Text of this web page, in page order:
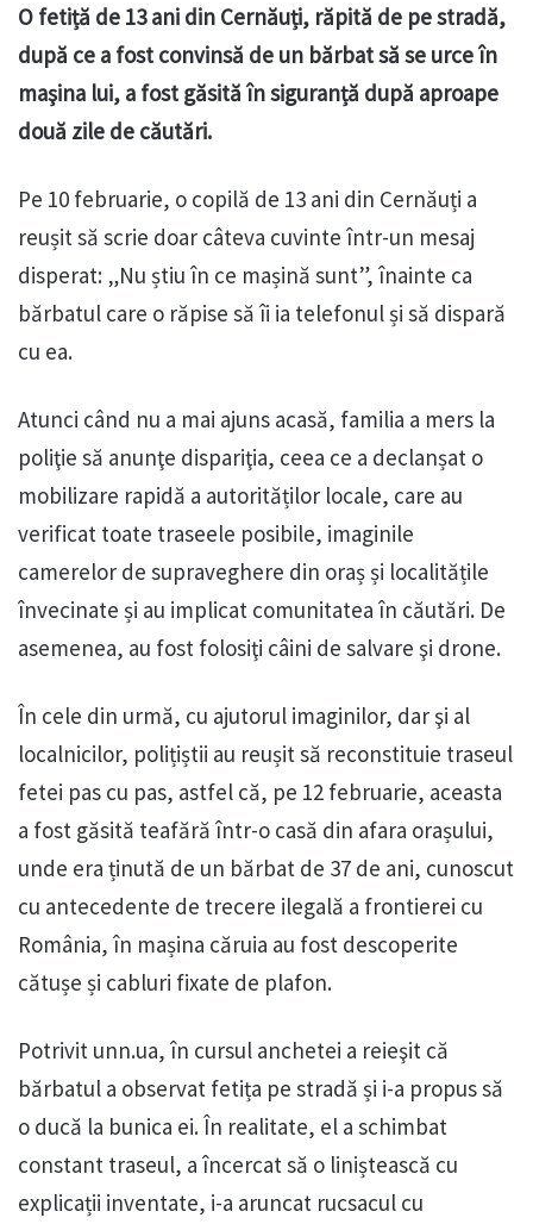
O fetiță de 13 ani din Cernăuți, răpită de pe stradă,
după ce a fost convinsă de un bărbat să se urce în
maşina lui, a fost găsită în siguranță după aproape
două zile de căutări.
Pe 10 februarie, o copilă de 13 ani din Cernăuți a
reușit să scrie doar câteva cuvinte într-un mesaj
disperat: „Nu știu în ce mașină sunt”, înainte ca
bărbatul care o răpise să îi ia telefonul și să dispară
cu ea.
Atunci când nu a mai ajuns acasă, familia a mers la
poliţie să anunţe dispariţia, ceea ce a declanșat o
mobilizare rapidă a autorităților locale, care au
verificat toate traseele posibile, imaginile
camerelor de supraveghere din oraș și localitățile
învecinate și au implicat comunitatea în căutări. De
asemenea, au fost folosiţi câini de salvare şi drone.
În cele din urmă, cu ajutorul imaginilor, dar şi al
localnicilor, polițiștii au reușit să reconstituie traseul
fetei pas cu pas, astfel că, pe 12 februarie, aceasta
a fost găsită teafără într-o casă din afara orașului,
unde era ținută de un bărbat de 37 de ani, cunoscut
cu antecedente de trecere ilegală a frontierei cu
România, în mașina căruia au fost descoperite
cătușe și cabluri fixate de plafon.
Potrivit unn.ua, în cursul anchetei a reieşit că
bărbatul a observat fetița pe stradă și i-a propus să
o ducă la bunica ei. În realitate, el a schimbat
constant traseul, a încercat să o liniștească cu
explicații inventate, i-a aruncat rucsacul cu